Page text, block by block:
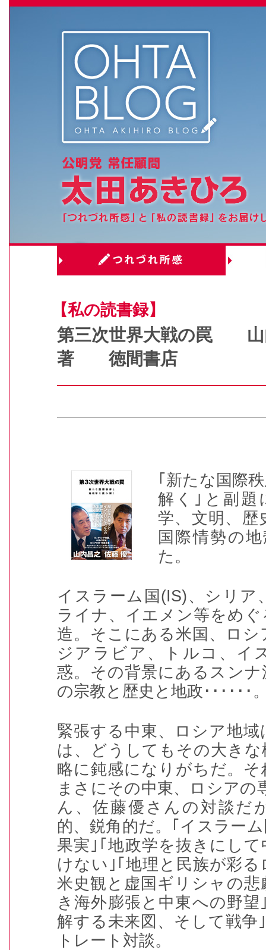
【私の読書録】
第三次世界大戦の罠 山
著 徳間書店
｢新たな国際
解く｣と副題
学、文明、歴
国際情勢の
た。
イスラーム国(IS)、シリア
ライナ、イエメン等をめ
造。そこにある米国、ロ
ジアラビア、トルコ、イ
惑。その背景にあるスン
の宗教と歴史と地政･･････
緊張する中東、ロシア地
は、どうしてもその大き
略に鈍感になりがちだ。
まさにその中東、ロシアの
ん、佐藤優さんの対談だ
的、鋭角的だ。｢イスラー
果実｣｢地政学を抜きにし
けない｣｢地理と民族が彩
米史観と虚国ギリシャの悲
き海外膨張と中東への野
解する未来図、そして戦争
トレート対談。